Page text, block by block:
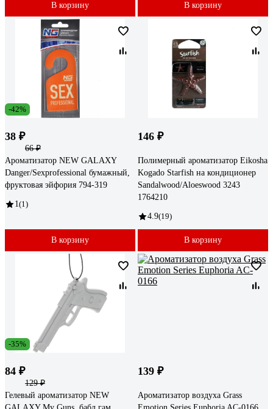
В корзину В корзину
-42%
38 ₽
66 ₽
Ароматизатор NEW GALAXY
Danger/Sexprofessional бумажный,
фруктовая эйфория 794-319
1 (1)
В корзину
146 ₽
Полимерный ароматизатор Eikosha
Kogado Starfish на кондиционер
Sandalwood/Aloeswood 3243
1764210
4.9(19)
В корзину
-35%
84 ₽
129 ₽
Гелевый ароматизатор NEW
139 ₽
Ароматизатор воздуха Grass